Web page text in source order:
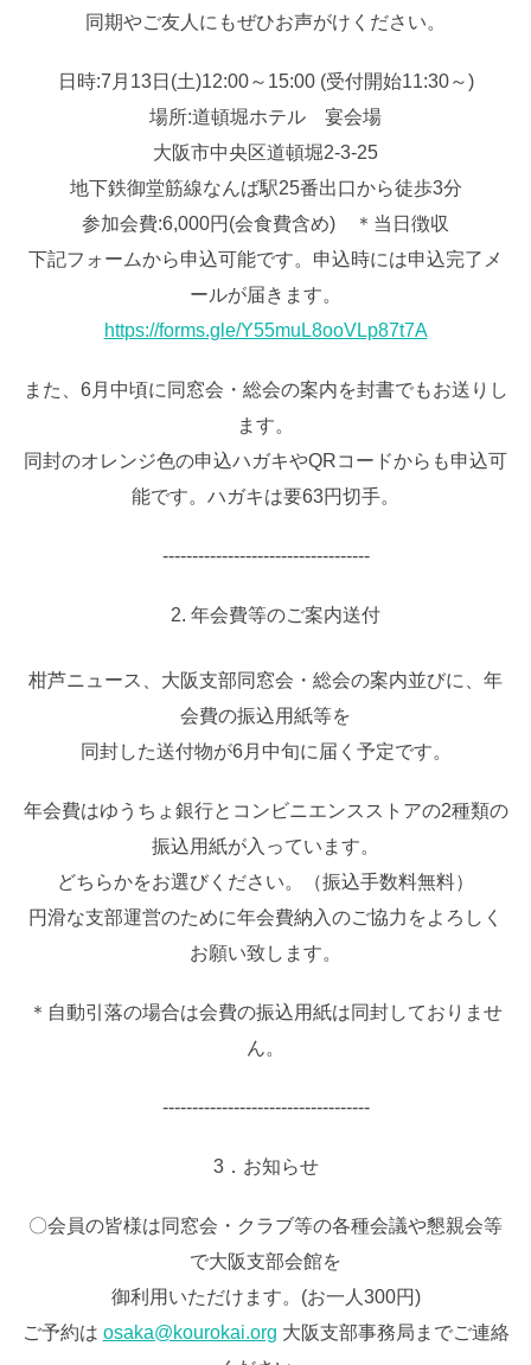
同期やご友人にもぜひお声がけください。
日時:7月13日(土)12:00～15:00 (受付開始11:30～)
場所:道頓堀ホテル 宴会場
大阪市中央区道頓堀2-3-25
地下鉄御堂筋線なんば駅25番出口から徒歩3分
参加会費:6,000円(会食費含め) ＊当日徴収
下記フォームから申込可能です。申込時には申込完了メ
ールが届きます。
https://forms.gle/Y55muL8ooVLp87t7A
また、6月中頃に同窓会・総会の案内を封書でもお送りし
ます。
同封のオレンジ色の申込ハガキやQRコードからも申込可
能です。ハガキは要63円切手。
‐‐‐‐‐‐‐‐‐‐‐‐‐‐‐‐‐‐‐‐‐‐‐‐‐‐‐‐‐‐‐‐‐‐‐
年会費等のご案内送付
柑芦ニュース、大阪支部同窓会・総会の案内並びに、年
会費の振込用紙等を
同封した送付物が6月中旬に届く予定です。
年会費はゆうちょ銀行とコンビニエンスストアの2種類の
振込用紙が入っています。
どちらかをお選びください。（振込手数料無料）
円滑な支部運営のために年会費納入のご協力をよろしく
お願い致します。
＊自動引落の場合は会費の振込用紙は同封しておりませ
ん。
‐‐‐‐‐‐‐‐‐‐‐‐‐‐‐‐‐‐‐‐‐‐‐‐‐‐‐‐‐‐‐‐‐‐‐
3．お知らせ
〇会員の皆様は同窓会・クラブ等の各種会議や懇親会等
で大阪支部会館を
御利用いただけます。(お一人300円)
ご予約は osaka@kourokai.org 大阪支部事務局までご連絡